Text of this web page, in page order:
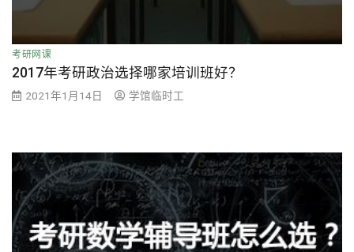
考研网课
2017年考研政治选择哪家培训班好？
2021年1月14日 学馆临时工